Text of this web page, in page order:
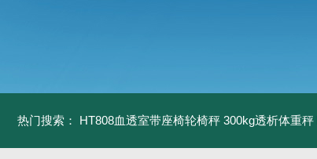
热门搜索： HT808血透室带座椅轮椅秤 300kg透析体重秤